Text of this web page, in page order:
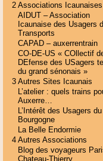
2 Associations Icaunaises
AIDUT – Association
Icaunaise des Usagers
Transports
CAPAD – auxerrentrain
CO-DE-US « COllectif
DEfense des USagers
du grand sénonais »
3 Autres Sites Icaunais
L’atelier : quels trains
Auxerre…
L’Intérêt des Usagers
Bourgogne
La Belle Endormie
4 Autres Associations
Blog des voyageurs
Chateau-Thierry